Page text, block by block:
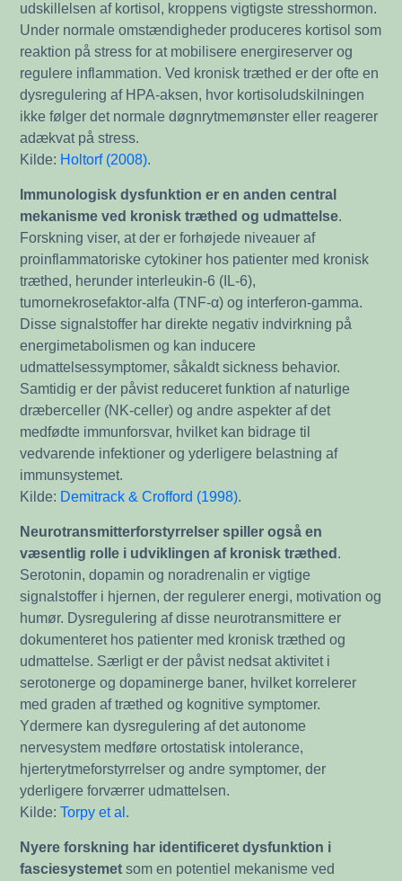
udskillelsen af kortisol, kroppens vigtigste stresshormon.
Under normale omstændigheder produceres kortisol som
reaktion på stress for at mobilisere energireserver og
regulere inflammation. Ved kronisk træthed er der ofte en
dysregulering af HPA-aksen, hvor kortisoludskilningen
ikke følger det normale døgnrytmemønster eller reagerer
adækvat på stress.
Kilde: Holtorf (2008).
Immunologisk dysfunktion er en anden central
mekanisme ved kronisk træthed og udmattelse.
Forskning viser, at der er forhøjede niveauer af
proinflammatoriske cytokiner hos patienter med kronisk
træthed, herunder interleukin-6 (IL-6),
tumornekrosefaktor-alfa (TNF-α) og interferon-gamma.
Disse signalstoffer har direkte negativ indvirkning på
energimetabolismen og kan inducere
udmattelsessymptomer, såkaldt sickness behavior.
Samtidig er der påvist reduceret funktion af naturlige
dræberceller (NK-celler) og andre aspekter af det
medfødte immunforsvar, hvilket kan bidrage til
vedvarende infektioner og yderligere belastning af
immunsystemet.
Kilde: Demitrack & Crofford (1998).
Neurotransmitterforstyrrelser spiller også en
væsentlig rolle i udviklingen af kronisk træthed.
Serotonin, dopamin og noradrenalin er vigtige
signalstoffer i hjernen, der regulerer energi, motivation og
humør. Dysregulering af disse neurotransmittere er
dokumenteret hos patienter med kronisk træthed og
udmattelse. Særligt er der påvist nedsat aktivitet i
serotonerge og dopaminerge baner, hvilket korrelerer
med graden af træthed og kognitive symptomer.
Ydermere kan dysregulering af det autonome
nervesystem medføre ortostatisk intolerance,
hjerterytmeforstyrrelser og andre symptomer, der
yderligere forværrer udmattelsen.
Kilde:Torpy et al.
Nyere forskning har identificeret dysfunktion i
fasciesystemet som en potentiel mekanisme ved